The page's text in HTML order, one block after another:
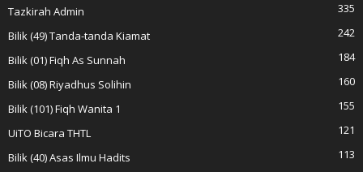
Tazkirah Admin
335
Bilik (49) Tanda-tanda Kiamat
242
Bilik (01) Fiqh As Sunnah
184
Bilik (08) Riyadhus Solihin
160
Bilik (101) Fiqh Wanita 1
155
UiTO Bicara THTL
121
Bilik (40) Asas Ilmu Hadits
113